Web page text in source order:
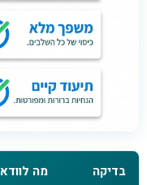
בדיקה מה לוודא